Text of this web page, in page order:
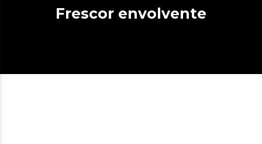
Frescor envolvente